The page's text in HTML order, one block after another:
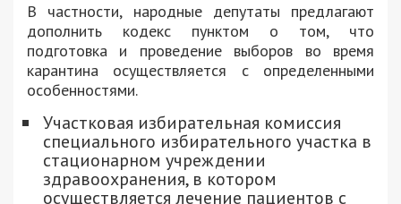
В частности, народные депутаты предлагают
дополнить кодекс пунктом о том, что
подготовка и проведение выборов во время
карантина осуществляется с определенными
особенностями.
Участковая избирательная комиссия
специального избирательного участка в
стационарном учреждении
здравоохранения, в котором
осуществляется лечение пациентов с